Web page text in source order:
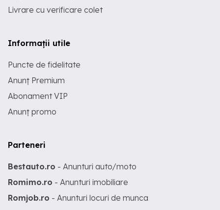
Livrare cu verificare colet
Informații utile
Puncte de fidelitate
Anunț Premium
Abonament VIP
Anunț promo
Parteneri
Bestauto.ro - Anunturi auto/moto
Romimo.ro - Anunturi imobiliare
Romjob.ro - Anunturi locuri de munca